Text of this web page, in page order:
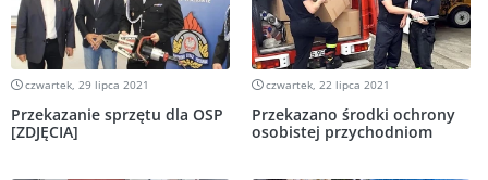
czwartek, 29 lipca 2021
Przekazanie sprzętu dla OSP
[ZDJĘCIA]
czwartek, 22 lipca 2021
Przekazano środki ochrony
osobistej przychodniom